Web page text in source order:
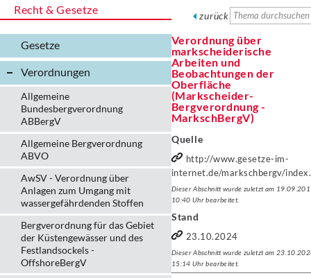
Recht & Gesetze
Gesetze
Verordnungen
Allgemeine
Bundesbergverordnung
ABBergV
Allgemeine Bergverordnung
ABVO
AwSV - Verordnung über
Anlagen zum Umgang mit
wassergefährdenden Stoffen
Bergverordnung für das Gebiet
der Küstengewässer und des
Festlandsockels -
OffshoreBergV
zurück
Verordnung über
markscheiderische
Arbeiten und
Beobachtungen der
Oberfläche
(Markscheider-
Bergverordnung -
MarkschBergV)
Quelle
http://www.gesetze-im-
internet.de/markschbergv/
Dieser Abschnitt wurde zuletzt am
10:40 Uhr bearbeitet.
Stand
23.10.2024
Dieser Abschnitt wurde zuletzt am
15:14 Uhr bearbeitet.